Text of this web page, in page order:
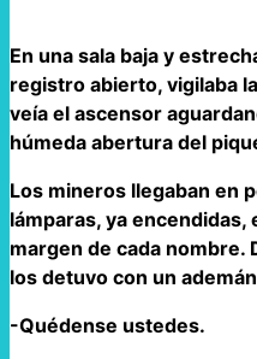
En una sala baja y
registro abierto, vigilaba
veía el ascensor
húmeda abertura del
Los mineros llegaban en
lámparas, ya
margen de cada nombre.
los detuvo con un
-Quédense ustedes.